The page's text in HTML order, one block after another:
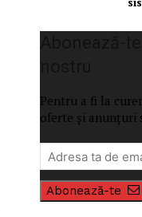
Pentru a fi la
oferte și anunțuri
Abonează-te